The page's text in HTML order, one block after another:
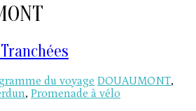
du voyage DOUAUMONT,
, Promenade à vélo